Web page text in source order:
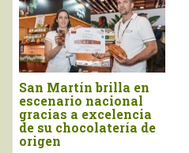
San Martín brilla en
escenario nacional
gracias a excelencia
de su chocolatería de
origen